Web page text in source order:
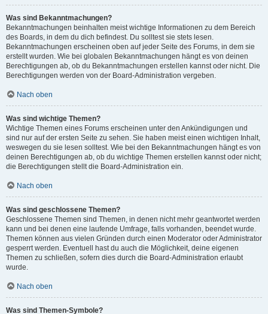
Was sind Bekanntmachungen?
Bekanntmachungen beinhalten meist wichtige Informationen zu dem Bereich
des Boards, in dem du dich befindest. Du solltest sie stets lesen.
Bekanntmachungen erscheinen oben auf jeder Seite des Forums, in dem sie
erstellt wurden. Wie bei globalen Bekanntmachungen hängt es von deinen
Berechtigungen ab, ob du Bekanntmachungen erstellen kannst oder nicht. Die
Berechtigungen werden von der Board-Administration vergeben.
Nach oben
Was sind wichtige Themen?
Wichtige Themen eines Forums erscheinen unter den Ankündigungen und
sind nur auf der ersten Seite zu sehen. Sie haben meist einen wichtigen Inhalt,
weswegen du sie lesen solltest. Wie bei den Bekanntmachungen hängt es von
deinen Berechtigungen ab, ob du wichtige Themen erstellen kannst oder nicht;
die Berechtigungen stellt die Board-Administration ein.
Nach oben
Was sind geschlossene Themen?
Geschlossene Themen sind Themen, in denen nicht mehr geantwortet werden
kann und bei denen eine laufende Umfrage, falls vorhanden, beendet wurde.
Themen können aus vielen Gründen durch einen Moderator oder Administrator
gesperrt werden. Eventuell hast du auch die Möglichkeit, deine eigenen
Themen zu schließen, sofern dies durch die Board-Administration erlaubt
wurde.
Nach oben
Was sind Themen-Symbole?